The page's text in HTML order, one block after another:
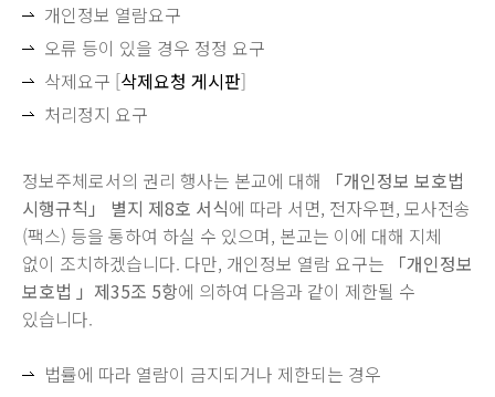
개인정보 열람요구
오류 등이 있을 경우 정정 요구
삭제요구 [삭제요청 게시판]
처리정지 요구
정보주체로서의 권리 행사는 본교에 대해
「개인정보 보호법
시행규칙」 별지 제8호 서식에 따라 서면, 전자우편, 모사전송
(팩스) 등을 통하여 하실 수 있으며, 본교는 이에 대해 지체
없이 조치하겠습니다. 다만, 개인정보 열람 요구는
「개인정보
보호법 」제35조 5항에 의하여 다음과 같이 제한될 수
있습니다.
법률에 따라 열람이 금지되거나 제한되는 경우